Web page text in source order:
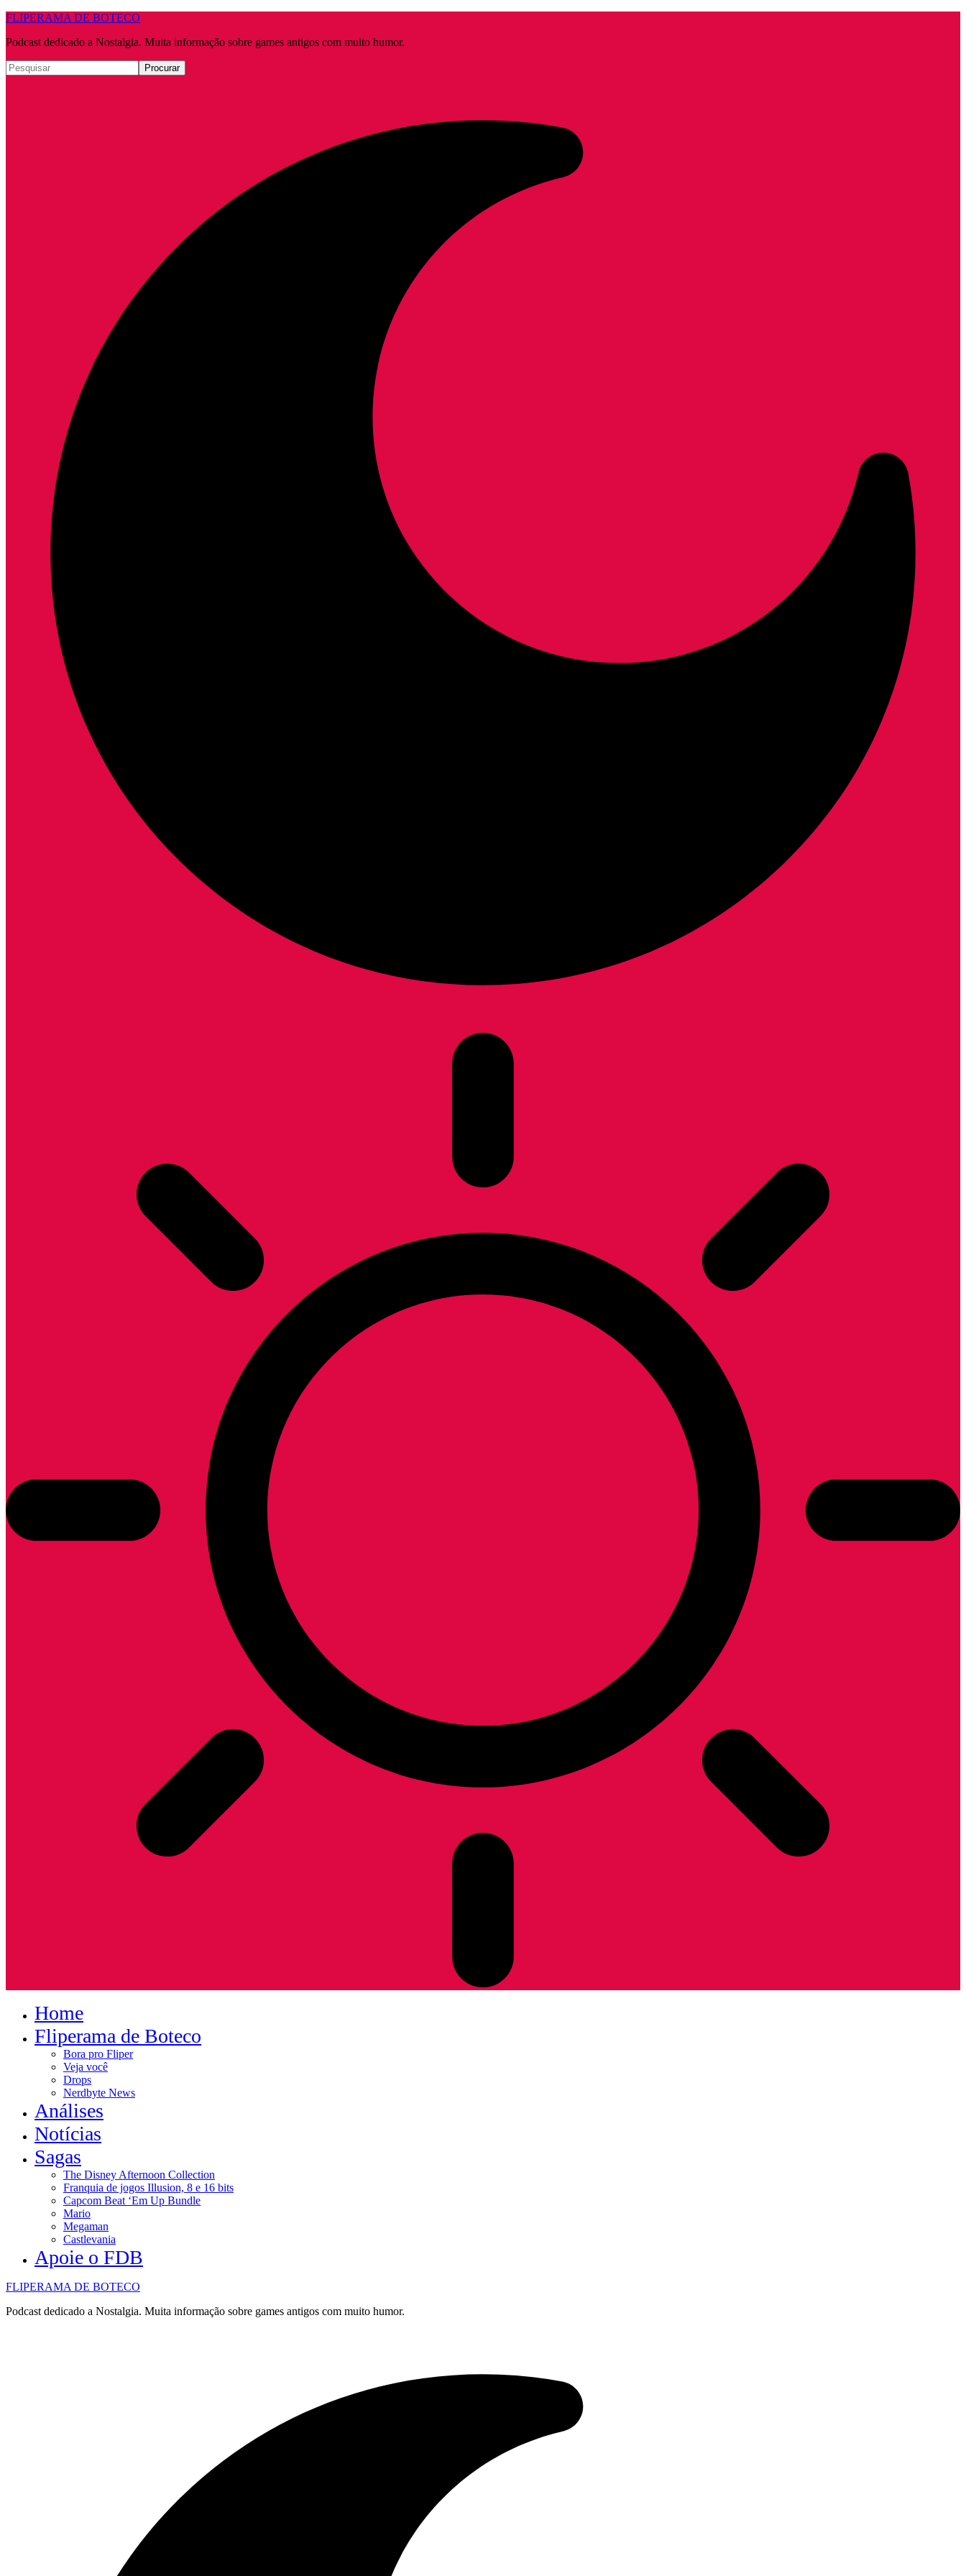
FLIPERAMA DE BOTECO
Podcast dedicado a Nostalgia. Muita informação sobre games antigos com muito humor.
Home
Fliperama de Boteco
Bora pro Fliper
Veja você
Drops
Nerdbyte News
Análises
Notícias
Sagas
The Disney Afternoon Collection
Franquia de jogos Illusion, 8 e 16 bits
Capcom Beat ‘Em Up Bundle
Mario
Megaman
Castlevania
Apoie o FDB
FLIPERAMA DE BOTECO
Podcast dedicado a Nostalgia. Muita informação sobre games antigos com muito humor.